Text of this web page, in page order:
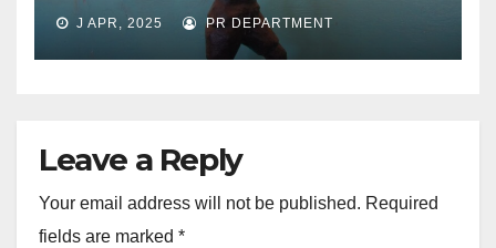
J APR, 2025 PR DEPARTMENT
Leave a Reply
Your email address will not be published. Required
fields are marked *